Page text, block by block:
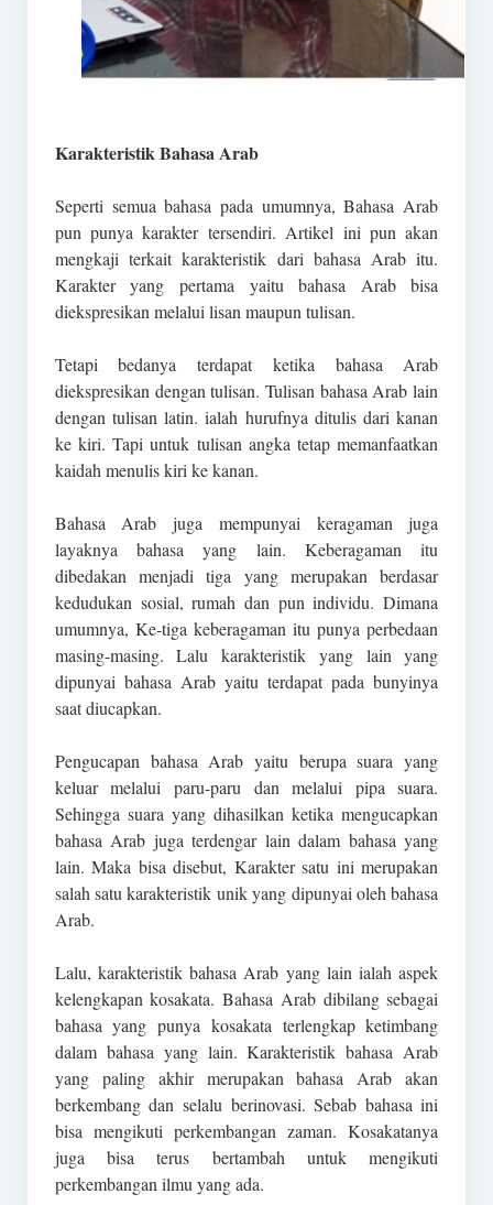
Karakteristik Bahasa Arab
Seperti semua bahasa pada umumnya, Bahasa Arab
pun punya karakter tersendiri. Artikel ini pun akan
mengkaji terkait karakteristik dari bahasa Arab itu.
Karakter yang pertama yaitu bahasa Arab bisa
diekspresikan melalui lisan maupun tulisan.
Tetapi bedanya terdapat ketika bahasa Arab
diekspresikan dengan tulisan. Tulisan bahasa Arab lain
dengan tulisan latin. ialah hurufnya ditulis dari kanan
ke kiri. Tapi untuk tulisan angka tetap memanfaatkan
kaidah menulis kiri ke kanan.
Bahasa Arab juga mempunyai keragaman juga
layaknya bahasa yang lain. Keberagaman itu
dibedakan menjadi tiga yang merupakan berdasar
kedudukan sosial, rumah dan pun individu. Dimana
umumnya, Ke-tiga keberagaman itu punya perbedaan
masing-masing. Lalu karakteristik yang lain yang
dipunyai bahasa Arab yaitu terdapat pada bunyinya
saat diucapkan.
Pengucapan bahasa Arab yaitu berupa suara yang
keluar melalui paru-paru dan melalui pipa suara.
Sehingga suara yang dihasilkan ketika mengucapkan
bahasa Arab juga terdengar lain dalam bahasa yang
lain. Maka bisa disebut, Karakter satu ini merupakan
salah satu karakteristik unik yang dipunyai oleh bahasa
Arab.
Lalu, karakteristik bahasa Arab yang lain ialah aspek
kelengkapan kosakata. Bahasa Arab dibilang sebagai
bahasa yang punya kosakata terlengkap ketimbang
dalam bahasa yang lain. Karakteristik bahasa Arab
yang paling akhir merupakan bahasa Arab akan
berkembang dan selalu berinovasi. Sebab bahasa ini
bisa mengikuti perkembangan zaman. Kosakatanya
juga bisa terus bertambah untuk mengikuti
perkembangan ilmu yang ada.